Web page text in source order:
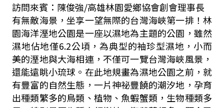
訪問來賓：陳俊強/高雄林園愛鄉協會創會理事長
有無敵海景，坐享一望無際的台灣海峽第一排！林
園海洋溼地公園是一座以濕地為主題的公園，雖然
濕地佔地僅6.2公頃，為典型的袖珍型濕地，小而
美的溼地與大海相連，不僅可一覽台灣海峽風景，
還能遠眺小琉球。在此地規畫為濕地公園之前，就
有豐富的自然生態，一片神祕豐饒的潮汐地，孕育
出種類繁多的鳥類、植物、魚蝦蟹類，生物種類多